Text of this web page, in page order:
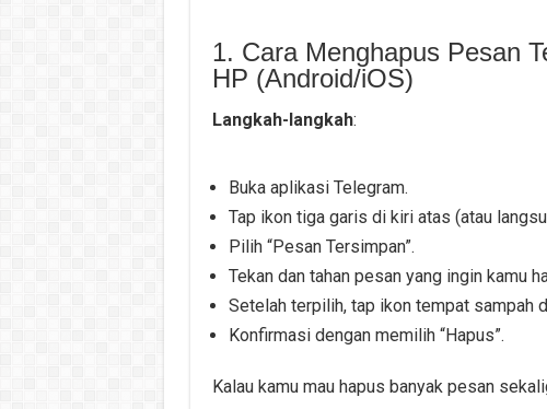
1. Cara Menghapus Pesan
HP (Android/iOS)
Langkah-langkah:
Buka aplikasi Telegram.
Tap ikon tiga garis di kiri atas (atau
Pilih “Pesan Tersimpan”.
Tekan dan tahan pesan yang ingin kamu
Setelah terpilih, tap ikon tempat sampah
Konfirmasi dengan memilih “Hapus”.
Kalau kamu mau hapus banyak pesan